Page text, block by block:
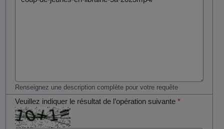
Renseignez une description complète pour votre requête
Veuillez indiquer le résultat de l’opération suivante*